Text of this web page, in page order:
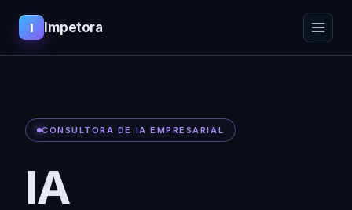
I Impetora
CONSULTORA DE IA EMPRESARIAL
IA